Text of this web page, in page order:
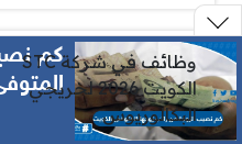
وظائف في شركة STC
الكويت 2026 لخريجي
البكالوريوس
كم